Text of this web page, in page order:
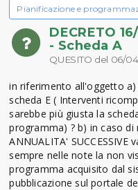
Pianificazione e
DECRETO
- Scheda A
QUESITO del 06/
in riferimento all'oggetto
scheda E ( Interventi
sarebbe più giusta la
programma) ? b) in caso di
ANNUALITA'
sempre nelle note la non
programma acquisito dal
pubblicazione sul portale